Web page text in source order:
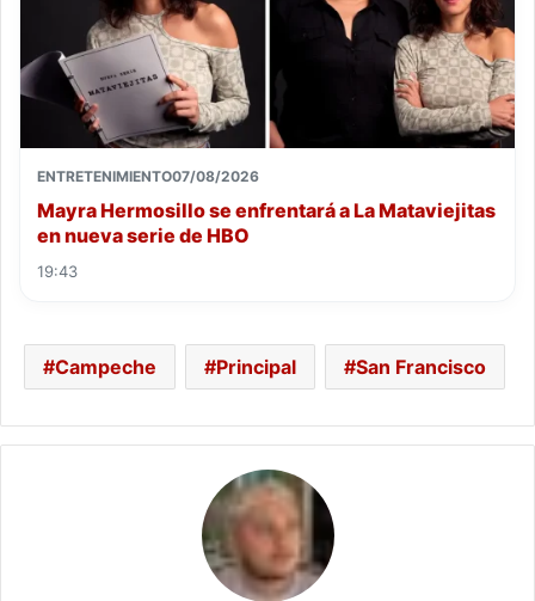
ENTRETENIMIENTO07/08/2026
Mayra Hermosillo se enfrentará a La Mataviejitas
en nueva serie de HBO
19:43
Campeche Principal San Francisco